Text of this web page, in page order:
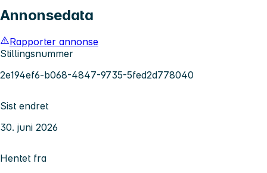
Annonsedata
Rapporter annonse
Stillingsnummer
2e194ef6-b068-4847-9735-5fed2d778040
Sist endret
30. juni 2026
Hentet fra